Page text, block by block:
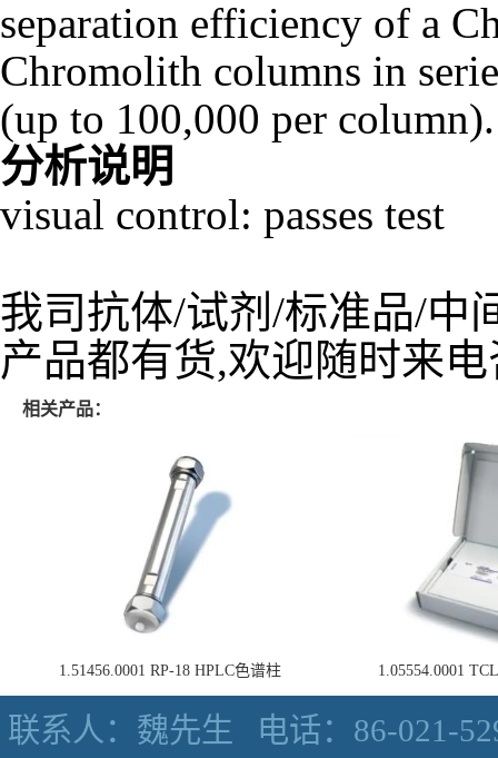
separation efficiency of a
Chromolith columns in
(up to 100,000 per column).
分析说明
visual control: passes test
我司抗体/试剂/标准品/中
产品都有货,欢迎随时来
相关产品：
1.51456.0001 RP-18 HPLC色谱柱 1.05554.0001
联系人：魏先生
电话：86-021-